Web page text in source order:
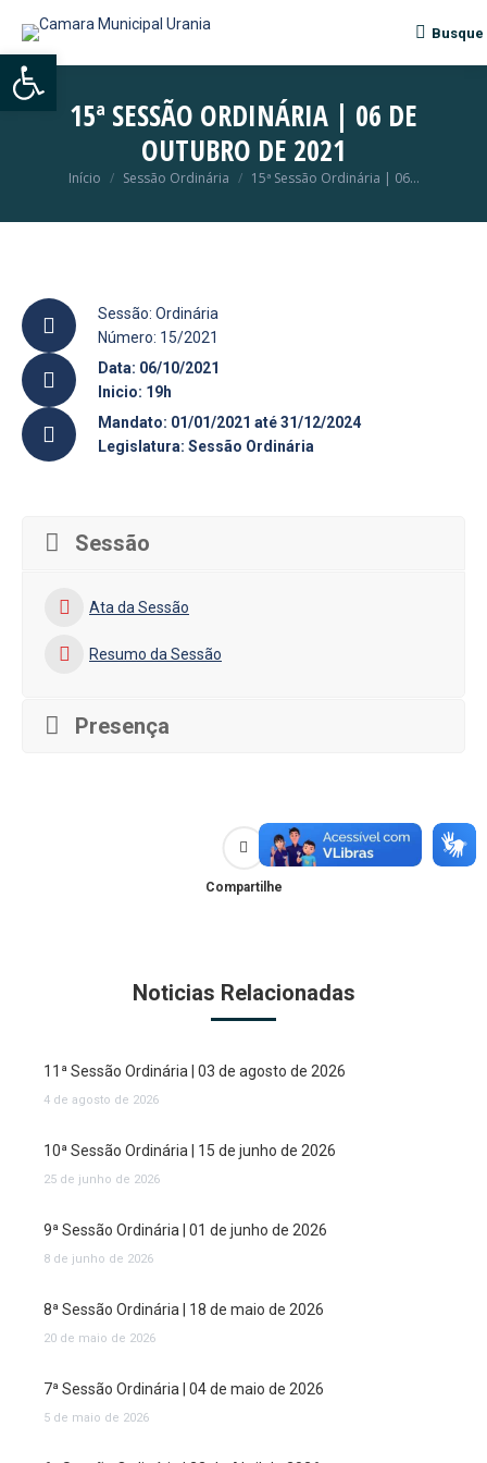
Search:
Busque
15ª SESSÃO ORDINÁRIA | 06 DE
OUTUBRO DE 2021
Você está aqui:
Início Sessão Ordinária 15ª Sessão Ordinária | 06…
Sessão: Ordinária
Número: 15/2021
Data: 06/10/2021
Inicio: 19h
Mandato: 01/01/2021 até 31/12/2024
Legislatura: Sessão Ordinária
Sessão
Ata da Sessão
Resumo da Sessão
Presença
Compartilhe
Noticias Relacionadas
11ª Sessão Ordinária | 03 de agosto de 2026
4 de agosto de 2026
10ª Sessão Ordinária | 15 de junho de 2026
25 de junho de 2026
9ª Sessão Ordinária | 01 de junho de 2026
8 de junho de 2026
8ª Sessão Ordinária | 18 de maio de 2026
20 de maio de 2026
7ª Sessão Ordinária | 04 de maio de 2026
5 de maio de 2026
Abrir a barra de ferramentas